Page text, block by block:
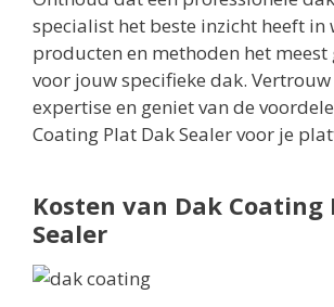
specialist het beste inzicht heeft in
producten en methoden het meest
voor jouw specifieke dak.
expertise en geniet van de
Coating Plat Dak Sealer voor je
Kosten van Dak Coating
Sealer